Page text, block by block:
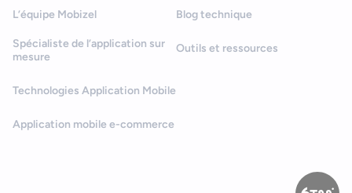
L’équipe Mobizel
Spécialiste de l’application sur
mesure
Technologies Application Mobile
Application mobile e-commerce
Blog technique
Outils et ressources